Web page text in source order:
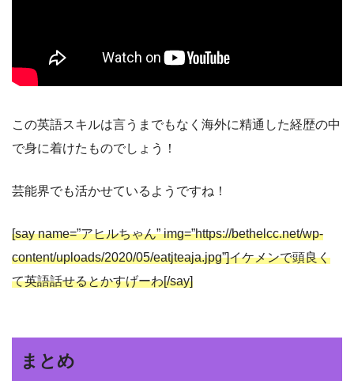
この英語スキルは言うまでもなく海外に精通した経歴の中
で身に着けたものでしょう！
芸能界でも活かせているようですね！
[sayname=”アヒルちゃん”img=”https://bethelcc.net/wp-
content/uploads/2020/05/eatjteaja.jpg”]イケメンで頭良く
て英語話せるとかすげーわ[/say]
まとめ